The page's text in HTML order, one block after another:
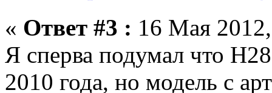
« Ответ #3 : 16 Мая
Я сперва подумал что
2010 года, но модель с